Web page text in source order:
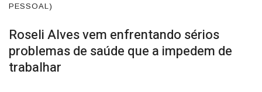
PESSOAL)
Roseli Alves vem enfrentando sérios
problemas de saúde que a impedem de
trabalhar